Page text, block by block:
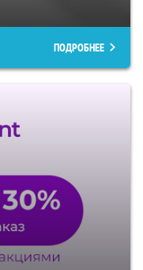
ПОДРОБНЕЕ